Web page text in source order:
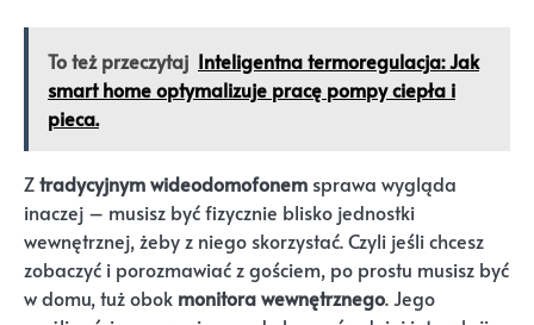
To też przeczytaj Inteligentna termoregulacja: Jak
smart home optymalizuje pracę pompy ciepła i
pieca.
Ztradycyjnym wideodomofonem sprawa wygląda
inaczej – musisz być fizycznie blisko jednostki
wewnętrznej, żeby z niego skorzystać. Czyli jeśli chcesz
zobaczyć i porozmawiać z gościem, po prostu musisz być
w domu, tuż obok monitora wewnętrznego. Jego